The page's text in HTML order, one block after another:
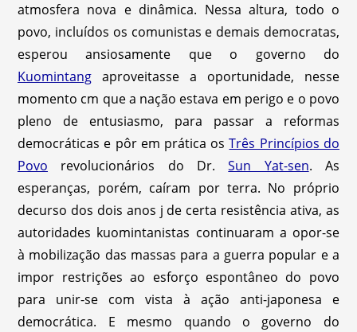
atmosfera nova e dinâmica. Nessa altura, todo o
povo, incluídos os comunistas e demais democratas,
esperou ansiosamente que o governo do
Kuomintang aproveitasse a oportunidade, nesse
momento cm que a nação estava em perigo e o povo
pleno de entusiasmo, para passar a reformas
democráticas e pôr em prática osTrês Princípios do
Povo revolucionários do Dr.Sun Yat-sen. As
esperanças, porém, caíram por terra. No próprio
decurso dos dois anos j de certa resistência ativa, as
autoridades kuomintanistas continuaram a opor-se
à mobilização das massas para a guerra popular e a
impor restrições ao esforço espontâneo do povo
para unir-se com vista à ação anti-japonesa e
democrática. E mesmo quando o governo do